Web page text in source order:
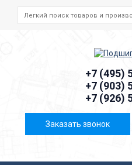
+7 (495)
+7 (903)
+7 (926)
Заказать звонок